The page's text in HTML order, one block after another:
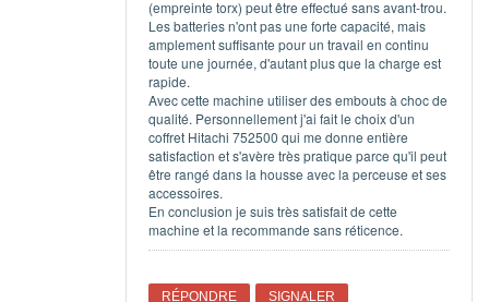
(empreinte torx) peut être effectué sans avant-trou.
Les batteries n'ont pas une forte capacité, mais
amplement suffisante pour un travail en continu
toute une journée, d'autant plus que la charge est
rapide.
Avec cette machine utiliser des embouts à choc de
qualité. Personnellement j'ai fait le choix d'un
coffret Hitachi 752500 qui me donne entière
satisfaction et s'avère très pratique parce qu'il peut
être rangé dans la housse avec la perceuse et ses
accessoires.
En conclusion je suis très satisfait de cette
machine et la recommande sans réticence.
RÉPONDRE SIGNALER